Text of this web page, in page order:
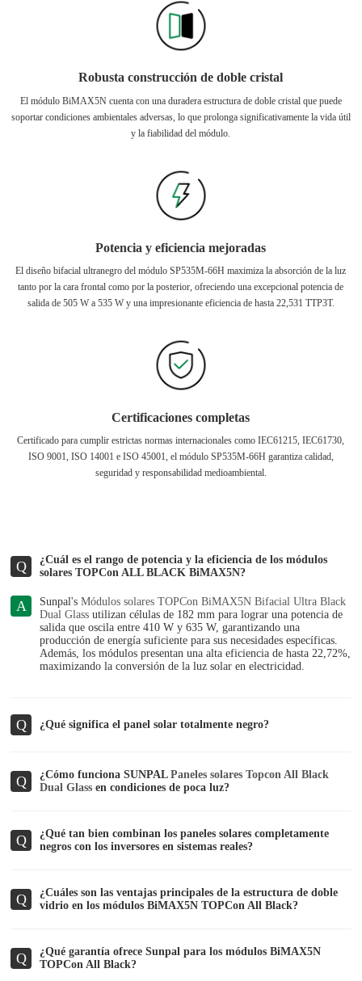
Robusta construcción de doble cristal
El módulo BiMAX5N cuenta con una duradera estructura de doble cristal que puede
soportar condiciones ambientales adversas, lo que prolonga significativamente la vida útil
y la fiabilidad del módulo.
Potencia y eficiencia mejoradas
El diseño bifacial ultranegro del módulo SP535M-66H maximiza la absorción de la luz
tanto por la cara frontal como por la posterior, ofreciendo una excepcional potencia de
salida de 505 W a 535 W y una impresionante eficiencia de hasta 22,531 TTP3T.
Certificaciones completas
Certificado para cumplir estrictas normas internacionales como IEC61215, IEC61730,
ISO 9001, ISO 14001 e ISO 45001, el módulo SP535M-66H garantiza calidad,
seguridad y responsabilidad medioambiental.
Q
¿Cuál es el rango de potencia y la eficiencia de los módulos
solares TOPCon ALL BLACK BiMAX5N?
A Sunpal'sMódulos solares TOPCon BiMAX5N Bifacial Ultra Black
Dual Glass utilizan células de 182 mm para lograr una potencia de
salida que oscila entre 410 W y 635 W, garantizando una
producción de energía suficiente para sus necesidades específicas.
Además, los módulos presentan una alta eficiencia de hasta 22,72%,
maximizando la conversión de la luz solar en electricidad.
Q ¿Qué significa el panel solar totalmente negro?
Q ¿Cómo funciona SUNPALPaneles solares Topcon All Black
Dual Glass en condiciones de poca luz?
Q
¿Qué tan bien combinan los paneles solares completamente
negros con los inversores en sistemas reales?
Q
¿Cuáles son las ventajas principales de la estructura de doble
vidrio en los módulos BiMAX5N TOPCon All Black?
Q
¿Qué garantía ofrece Sunpal para los módulos BiMAX5N
TOPCon All Black?